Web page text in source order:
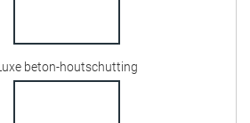
beton-houtschutting